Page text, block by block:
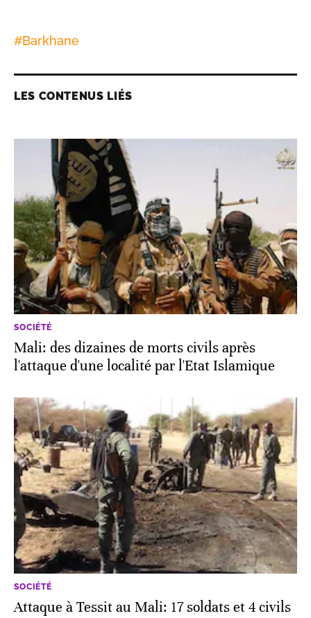
#Barkhane
LES CONTENUS LIÉS
SOCIÉTÉ
Mali: des dizaines de morts civils après
l'attaque d'une localité par l'Etat Islamique
SOCIÉTÉ
Attaque à Tessit au Mali: 17 soldats et 4 civils